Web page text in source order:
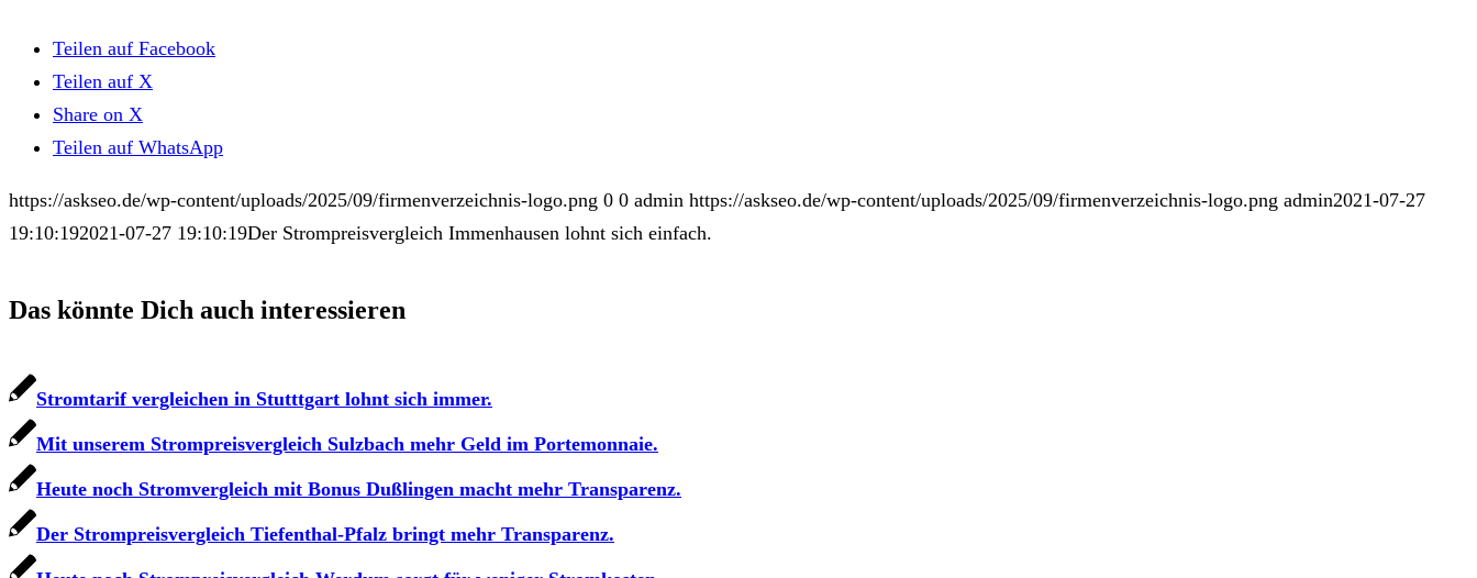
Teilen auf Facebook
Teilen auf X
Share on X
Teilen auf WhatsApp
https://askseo.de/wp-content/uploads/2025/09/firmenverzeichnis-logo.png 0 0 admin https://askseo.de/wp-content/uploads/2025/09/firmenverzeichnis-logo.png admin2021-07-27
19:10:192021-07-27 19:10:19Der Strompreisvergleich Immenhausen lohnt sich einfach.
Das könnte Dich auch interessieren
Stromtarif vergleichen in Stutttgart lohnt sich immer.
Mit unserem Strompreisvergleich Sulzbach mehr Geld im Portemonnaie.
Heute noch Stromvergleich mit Bonus Dußlingen macht mehr Transparenz.
Der Strompreisvergleich Tiefenthal-Pfalz bringt mehr Transparenz.